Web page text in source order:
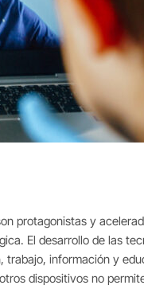
protagonistas y
El desarrollo de las
información y
dispositivos no